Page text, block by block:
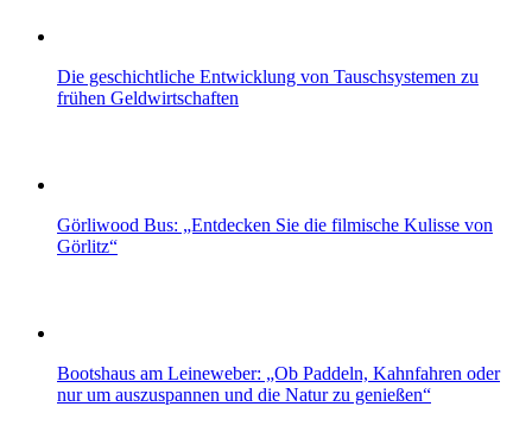
Die geschichtliche Entwicklung von Tauschsystemen zu
frühen Geldwirtschaften
Görliwood Bus: „Entdecken Sie die filmische Kulisse von
Görlitz“
Bootshaus am Leineweber: „Ob Paddeln, Kahnfahren oder
nur um auszuspannen und die Natur zu genießen“